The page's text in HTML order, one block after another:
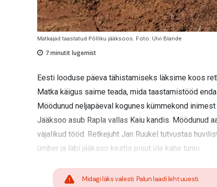
Matkajad taastatud Põlliku jääksoos. Foto: Ulvi Blande
7minutit lugemist
Eesti looduse päeva tähistamiseks läksime koos
Matka käigus saime teada, mida taastamistööd
Möödunud neljapäeval kogunes kümmekond
Jääksoo asub Rapla vallas Kaiu kandis. Möödunud
vajalikud tööd. Retkejuht Jan Ruukel tutvustas
ümber ja läbi jääksoo kestis pisut üle kahe tunni.
Midagi läks valesti. Palun laadi leht uuesti.